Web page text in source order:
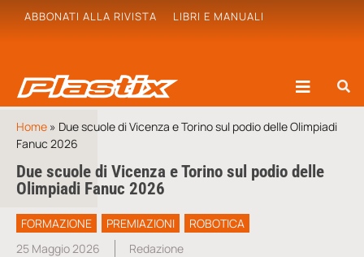
ABBONATI ALLA RIVISTA LIBRI E MANUALI
Home » Due scuole di Vicenza e Torino sul podio delle Olimpiadi
Fanuc 2026
Due scuole di Vicenza e Torino sul podio delle
Olimpiadi Fanuc 2026
FORMAZIONE PREMIAZIONI
ROBOTICA
25 Maggio 2026
Redazione